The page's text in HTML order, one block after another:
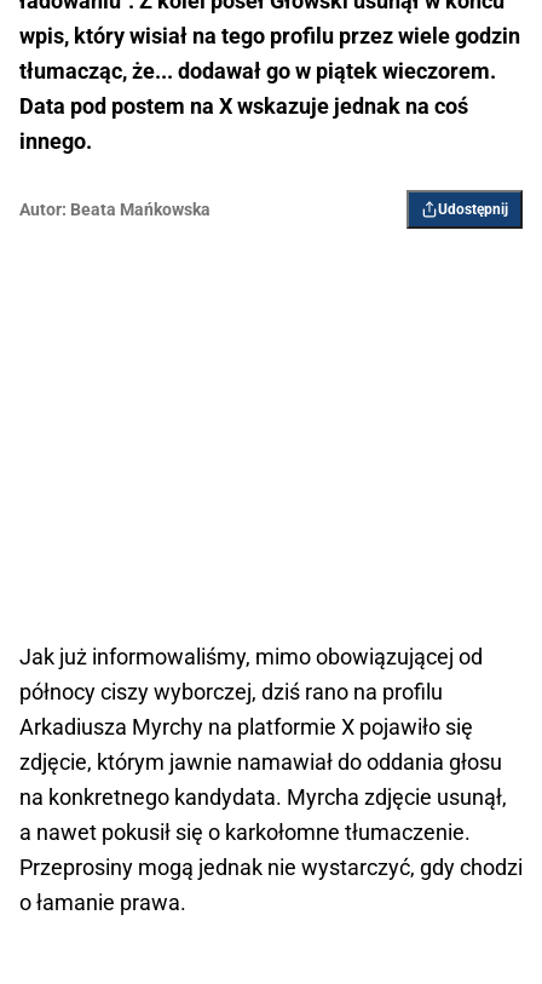
wpis, który wisiał na tego profilu przez wiele godzin
tłumacząc, że... dodawał go w piątek wieczorem.
Data pod postem na X wskazuje jednak na coś
innego.
Autor: Beata Mańkowska Udostępnij
Jak już informowaliśmy, mimo obowiązującej od
północy ciszy wyborczej, dziś rano na profilu
Arkadiusza Myrchy na platformie X pojawiło się
zdjęcie, którym jawnie namawiał do oddania głosu
na konkretnego kandydata. Myrcha zdjęcie usunął,
a nawet pokusił się o karkołomne tłumaczenie.
Przeprosiny mogą jednak nie wystarczyć, gdy chodzi
o łamanie prawa.